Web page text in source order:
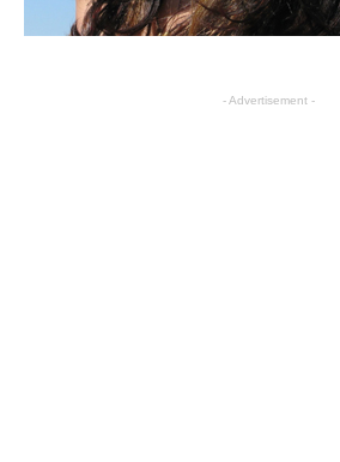
- Advertisement -